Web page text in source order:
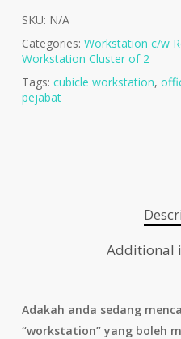
SKU: N/A
Categories: Workstation c/w
Workstation Cluster of 2
Tags: cubicle workstation,
pejabat
Additional
Adakah anda sedang
“workstation” yang boleh